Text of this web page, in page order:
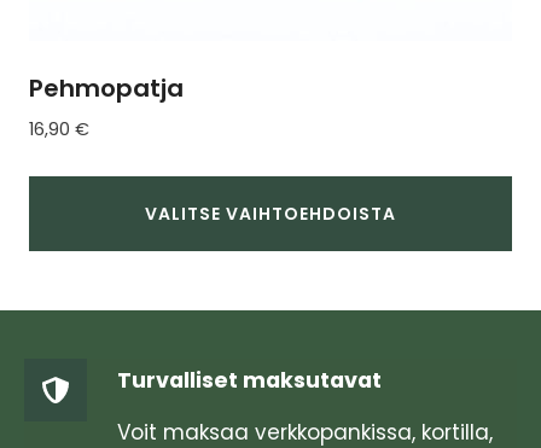
Pehmopatja
16,90 €
VALITSE VAIHTOEHDOISTA
muunnelma.
Turvalliset maksutavat
Voit maksaa verkkopankissa, kortilla,